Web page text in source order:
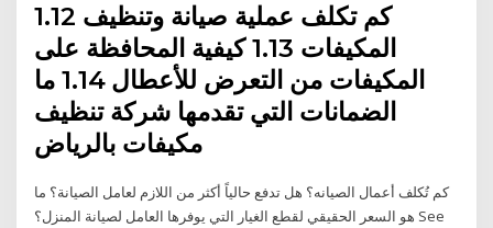
1.12 كم تكلف عملية صيانة وتنظيف
المكيفات 1.13 كيفية المحافظة على
المكيفات من التعرض للأعطال 1.14 ما
الضمانات التي تقدمها شركة تنظيف
مكيفات بالرياض
كم تُكلف أعمال الصيانه؟ هل تدفع حالياً أكثر من اللازم لعامل الصيانة؟ ما
هو السعر الحقيقي لقطع الغيار التي يوفرها العامل لصيانة المنزل؟ See